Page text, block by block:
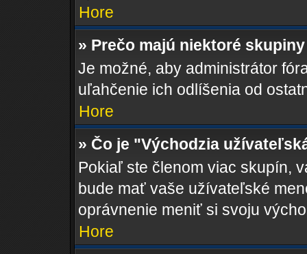
Hore
» Prečo majú niektoré
Je možné, aby administrátor
uľahčenie ich odlíšenia od
Hore
» Čo je "Východzia
Pokiaľ ste členom viac skupín,
bude mať vaše užívateľské
oprávnenie meniť si svoju
Hore